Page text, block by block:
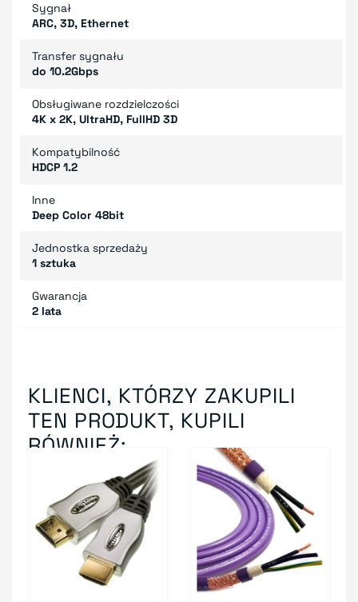
Sygnał
ARC, 3D, Ethernet
Transfer sygnału
do 10.2Gbps
Obsługiwane rozdzielczości
4K x 2K, UltraHD, FullHD 3D
Kompatybilność
HDCP 1.2
Inne
Deep Color 48bit
Jednostka sprzedaży
1 sztuka
Gwarancja
2 lata
KLIENCI, KTÓRZY ZAKUPILI
TEN PRODUKT, KUPILI
RÓWNIEŻ: